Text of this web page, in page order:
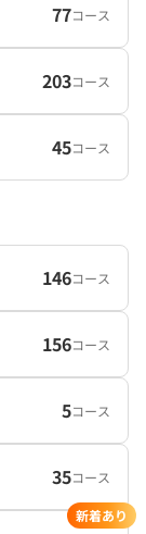
77コース
203コース
45コース
146コース
156コース
5コース
35コース
新着あり